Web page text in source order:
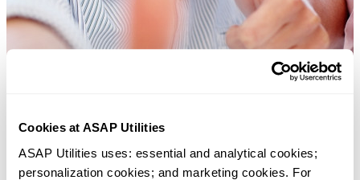
Cookies at ASAP Utilities
ASAP Utilities uses: essential and analytical cookies;
personalization cookies; and marketing cookies. For